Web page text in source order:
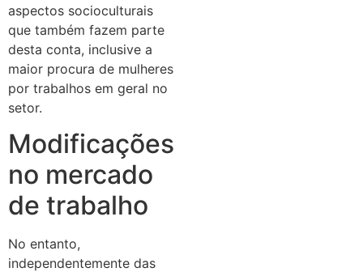
aspectos socioculturais
que também fazem parte
desta conta, inclusive a
maior procura de mulheres
por trabalhos em geral no
setor.
Modificações
no mercado
de trabalho
No entanto,
independentemente das